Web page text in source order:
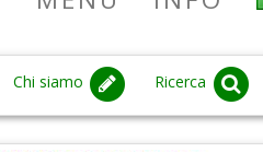
Chi siamo Ricerca